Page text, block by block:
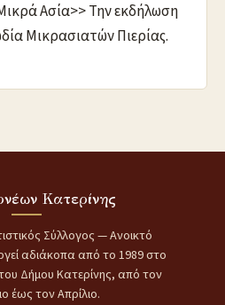
Ασία>> Την εκδήλωση
Μικρασιατών Πιερίας.
Κατερίνης
Σύλλογος — Ανοικτό
αδιάκοπα από το 1989 στο
Δήμου Κατερίνης, από τον
έως τον Απρίλιο.